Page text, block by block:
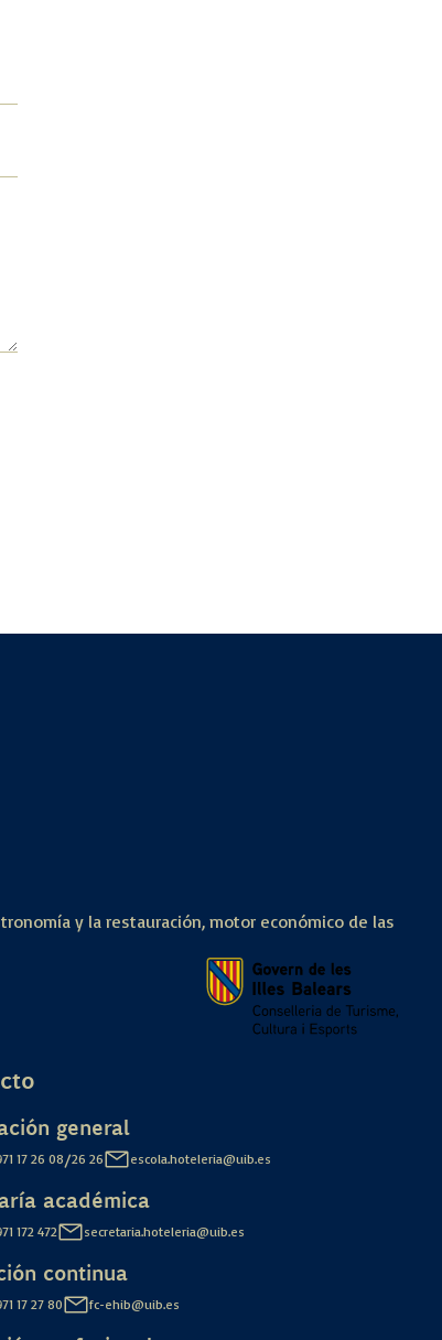
y la restauración, motor económico de las
general
17 26 08/26 26 escola.hoteleria@uib.es
académica
172 472 secretaria.hoteleria@uib.es
continua
17 27 80 fc-ehib@uib.es